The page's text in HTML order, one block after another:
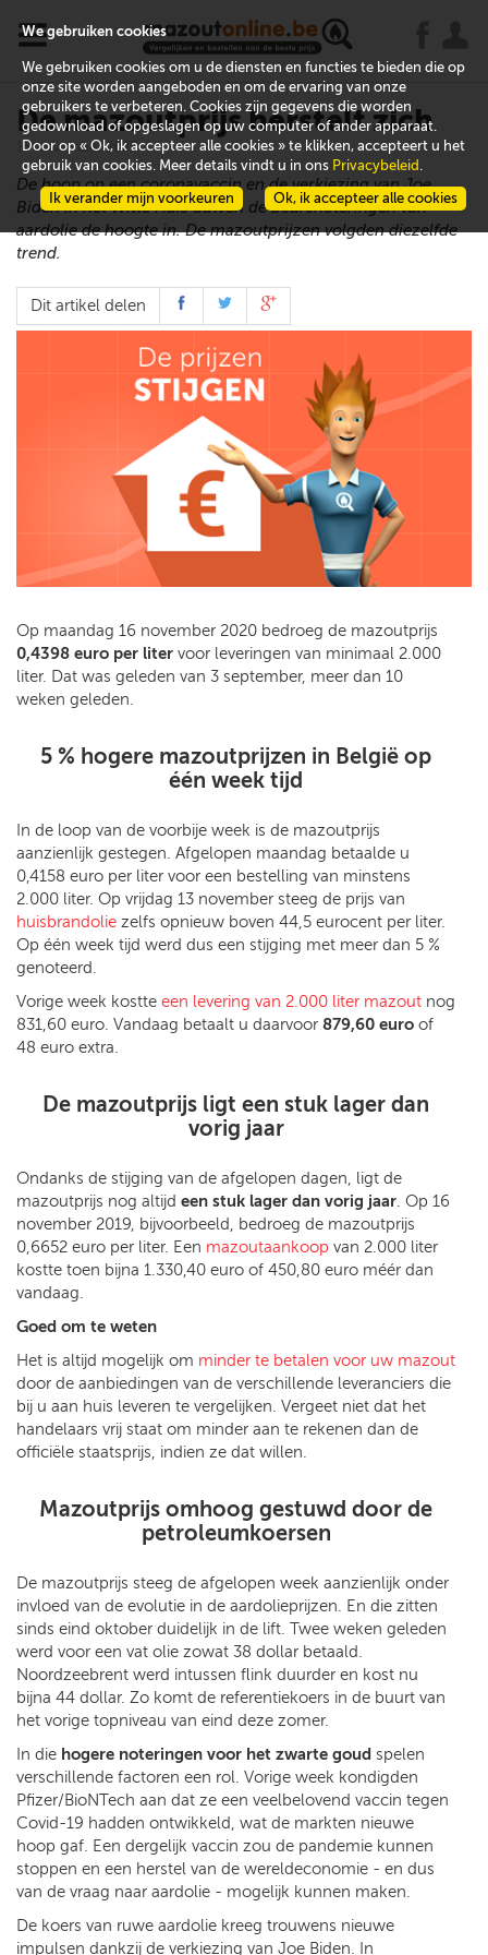
x
De mazoutprijs herstelt zich
18 november 2020
De hoop op een coronavaccin en de verkiezing van Joe
Biden in het Witte Huis duwen de beursnoteringen van
aardolie de hoogte in. De mazoutprijzen volgden diezelfde
trend.
Dit artikel delen
Op maandag 16 november 2020 bedroeg de mazoutprijs
0,4398 euro per liter voor leveringen van minimaal 2.000
liter. Dat was geleden van 3 september, meer dan 10
weken geleden.
5 % hogere mazoutprijzen in België op
één week tijd
In de loop van de voorbije week is de mazoutprijs
aanzienlijk gestegen. Afgelopen maandag betaalde u
0,4158 euro per liter voor een bestelling van minstens
2.000 liter. Op vrijdag 13 november steeg de prijs van
huisbrandolie zelfs opnieuw boven 44,5 eurocent per liter.
Op één week tijd werd dus een stijging met meer dan 5 %
genoteerd.
Vorige week kostte een levering van 2.000 liter mazout nog
831,60 euro. Vandaag betaalt u daarvoor 879,60 euro of
48 euro extra.
De mazoutprijs ligt een stuk lager dan
vorig jaar
Ondanks de stijging van de afgelopen dagen, ligt de
mazoutprijs nog altijd een stuk lager dan vorig jaar. Op 16
november 2019, bijvoorbeeld, bedroeg de mazoutprijs
0,6652 euro per liter. Een mazoutaankoop van 2.000 liter
kostte toen bijna 1.330,40 euro of 450,80 euro méér dan
vandaag.
Goed om te weten
Het is altijd mogelijk om minder te betalen voor uw mazout
door de aanbiedingen van de verschillende leveranciers die
bij u aan huis leveren te vergelijken. Vergeet niet dat het
handelaars vrij staat om minder aan te rekenen dan de
officiële staatsprijs, indien ze dat willen.
Mazoutprijs omhoog gestuwd door de
petroleumkoersen
De mazoutprijs steeg de afgelopen week aanzienlijk onder
invloed van de evolutie in de aardolieprijzen. En die zitten
sinds eind oktober duidelijk in de lift. Twee weken geleden
werd voor een vat olie zowat 38 dollar betaald.
Noordzeebrent werd intussen flink duurder en kost nu
bijna 44 dollar. Zo komt de referentiekoers in de buurt van
het vorige topniveau van eind deze zomer.
In die hogere noteringen voor het zwarte goud spelen
verschillende factoren een rol. Vorige week kondigden
Pfizer/BioNTech aan dat ze een veelbelovend vaccin tegen
Covid-19 hadden ontwikkeld, wat de markten nieuwe
hoop gaf. Een dergelijk vaccin zou de pandemie kunnen
stoppen en een herstel van de wereldeconomie - en dus
van de vraag naar aardolie - mogelijk kunnen maken.
De koers van ruwe aardolie kreeg trouwens nieuwe
impulsen dankzij de verkiezing van Joe Biden. In
We gebruiken cookies
We gebruiken cookies om u de diensten en functies te bieden die op
onze site worden aangeboden en om de ervaring van onze
gebruikers te verbeteren. Cookies zijn gegevens die worden
gedownload of opgeslagen op uw computer of ander apparaat.
Door op « Ok, ik accepteer alle cookies » te klikken, accepteert u het
gebruik van cookies. Meer details vindt u in ons Privacybeleid .
Ok, ik accepteer alle cookies
Ik verander mijn voorkeuren